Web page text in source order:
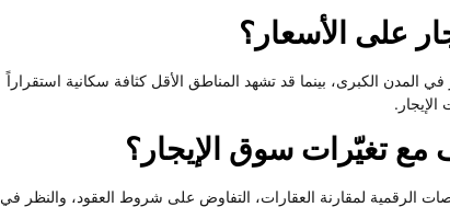
على الأسعار؟
المدن الكبرى، بينما قد تشهد المناطق الأقل كثافة سكانية استقراراً
مع تغيّرات سوق الإيجار؟
الرقمية لمقارنة العقارات، التفاوض على شروط العقود، والنظر في